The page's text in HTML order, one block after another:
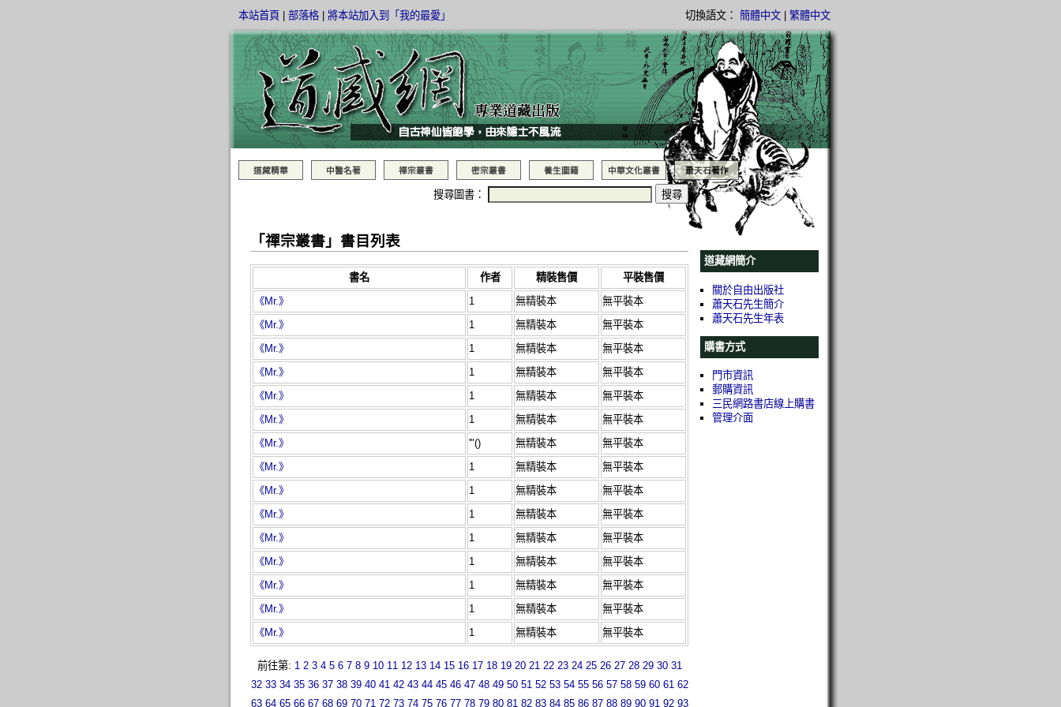
本站首頁 部落格 將本站加入到「我的最愛」 切換語文： 簡體中文 繁體中文
道藏精華 中醫名著 禪宗叢書 密宗叢書 養生圖籍 中華文化叢書 蕭天石著作
搜尋圖書：
「禪宗叢書」書目列表
書名 作者 精裝售價
平裝售價
《Mr.》
1 無精裝本
無平裝本
《Mr.》
1 無精裝本
無平裝本
《Mr.》
1 無精裝本
無平裝本
《Mr.》
1 無精裝本
無平裝本
《Mr.》
1 無精裝本
無平裝本
《Mr.》
1 無精裝本
無平裝本
《Mr.》
'"() 無精裝本
無平裝本
《Mr.》
1 無精裝本
無平裝本
《Mr.》
1 無精裝本
無平裝本
《Mr.》
1 無精裝本
無平裝本
《Mr.》
1 無精裝本
無平裝本
《Mr.》
1 無精裝本
無平裝本
《Mr.》
1 無精裝本
無平裝本
《Mr.》
1 無精裝本
無平裝本
《Mr.》
1 無精裝本 無平裝本
前往第: 1 2 3 4 5 6 7 8 9 10 11 12 13 14 15 16 17 18 19 20 21 22 23 24 25 26 27 28 29 30 31
32 33 34 35 36 37 38 39 40 41 42 43 44 45 46 47 48 49 50 51 52 53 54 55 56 57 58 59 60 61 62
63 64 65 66 67 68 69 70 71 72 73 74 75 76 77 78 79 80 81 82 83 84 85 86 87 88 89 90 91 92 93
道藏網簡介
關於自由出版社
蕭天石先生簡介
蕭天石先生年表
購書方式
門市資訊
郵購資訊
三民網路書店線上購書
管理介面